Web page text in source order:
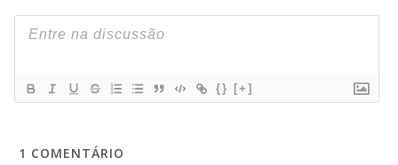
{} [+]
1 COMENTÁRIO